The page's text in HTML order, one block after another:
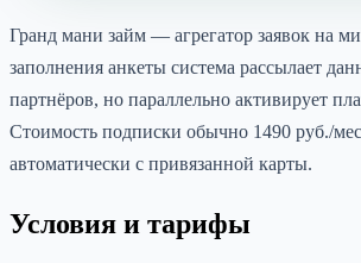
Гранд мани займ — агрегатор заявок на
заполнения анкеты система рассылает
партнёров, но параллельно активирует
Стоимость подписки обычно 1490 руб./
автоматически с привязанной карты.
Условия и тарифы